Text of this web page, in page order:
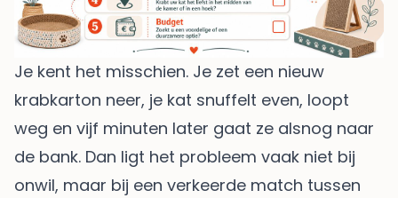
Je kent het misschien. Je zet een nieuw
krabkarton neer, je kat snuffelt even, loopt
weg en vijf minuten later gaat ze alsnog naar
de bank. Dan ligt het probleem vaak niet bij
onwil, maar bij een verkeerde match tussen